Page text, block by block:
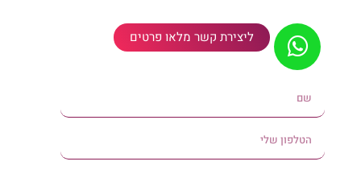
ליצירת קשר מלאו פרטים